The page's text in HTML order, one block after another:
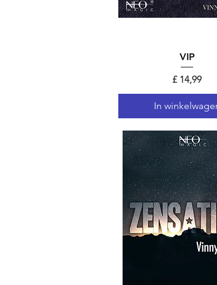
Snel overzicht
VIP
Prijs
£ 14,99
In